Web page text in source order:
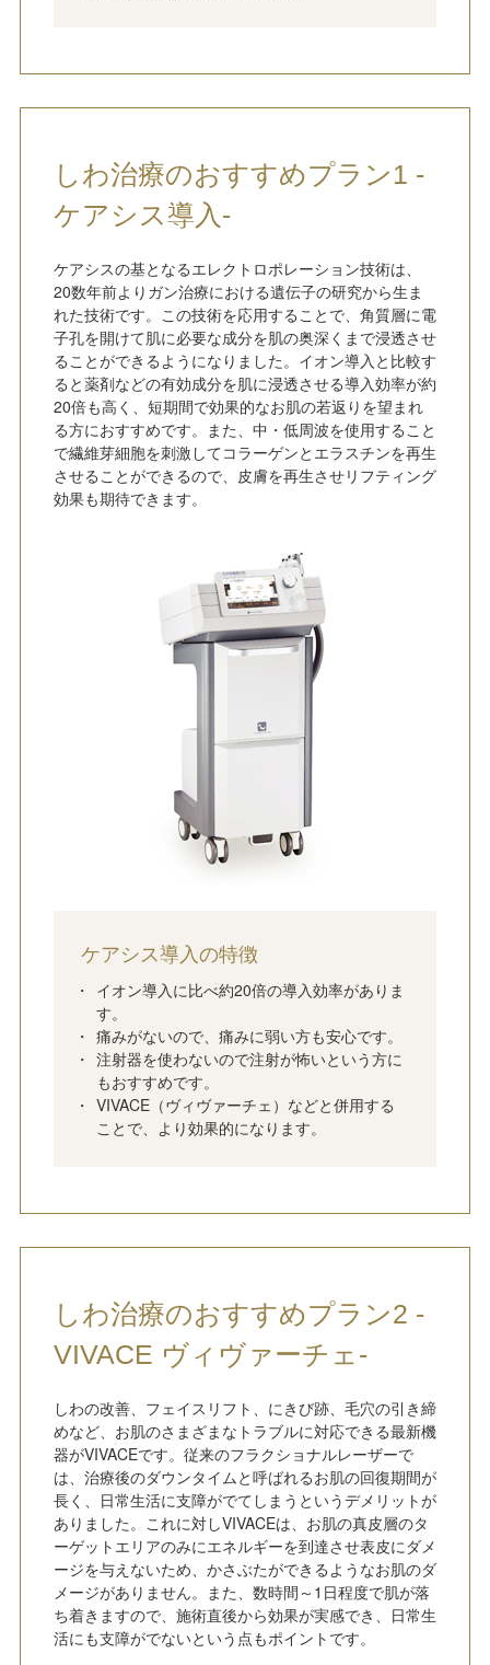
しわ治療のおすすめプラン1 -
ケアシス導入-
ケアシスの基となるエレクトロポレーション技術は、
20数年前よりガン治療における遺伝子の研究から生ま
れた技術です。この技術を応用することで、角質層に電
子孔を開けて肌に必要な成分を肌の奥深くまで浸透させ
ることができるようになりました。イオン導入と比較す
ると薬剤などの有効成分を肌に浸透させる導入効率が約
20倍も高く、短期間で効果的なお肌の若返りを望まれ
る方におすすめです。また、中・低周波を使用すること
で繊維芽細胞を刺激してコラーゲンとエラスチンを再生
させることができるので、皮膚を再生させリフティング
効果も期待できます。
ケアシス導入の特徴
イオン導入に比べ約20倍の導入効率がありま
す。
痛みがないので、痛みに弱い方も安心です。
注射器を使わないので注射が怖いという方に
もおすすめです。
VIVACE（ヴィヴァーチェ）などと併用する
ことで、より効果的になります。
しわ治療のおすすめプラン2 -
VIVACE ヴィヴァーチェ-
しわの改善、フェイスリフト、にきび跡、毛穴の引き締
めなど、お肌のさまざまなトラブルに対応できる最新機
器がVIVACEです。従来のフラクショナルレーザーで
は、治療後のダウンタイムと呼ばれるお肌の回復期間が
長く、日常生活に支障がでてしまうというデメリットが
ありました。これに対しVIVACEは、お肌の真皮層のタ
ーゲットエリアのみにエネルギーを到達させ表皮にダメ
ージを与えないため、かさぶたができるようなお肌のダ
メージがありません。また、数時間～1日程度で肌が落
ち着きますので、施術直後から効果が実感でき、日常生
活にも支障がでないという点もポイントです。